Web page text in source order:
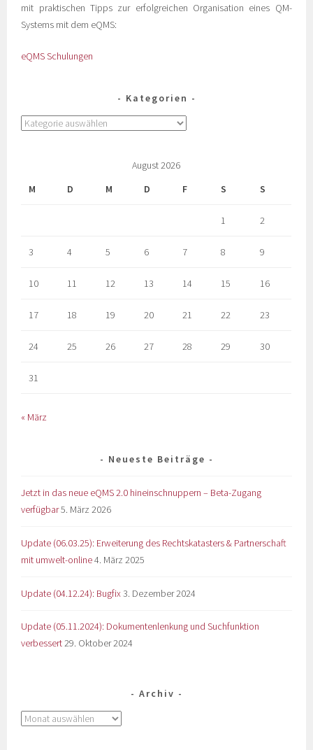
mit praktischen Tipps zur erfolgreichen Organisation eines QM-
Systems mit dem eQMS:
eQMS Schulungen
Kategorien
August 2026
M
D M D F S S
1 2
3 4 5 6 7 8 9
10 11 12 13 14 15 16
17 18 19 20 21 22 23
24 25 26 27 28 29 30
31
« März
Neueste Beiträge
Jetzt in das neue eQMS 2.0 hineinschnuppern – Beta-Zugang
verfügbar5. März 2026
Update (06.03.25): Erweiterung des Rechtskatasters & Partnerschaft
mit umwelt-online4. März 2025
Update (04.12.24): Bugfix 3. Dezember 2024
Update (05.11.2024): Dokumentenlenkung und Suchfunktion
verbessert29. Oktober 2024
Archiv